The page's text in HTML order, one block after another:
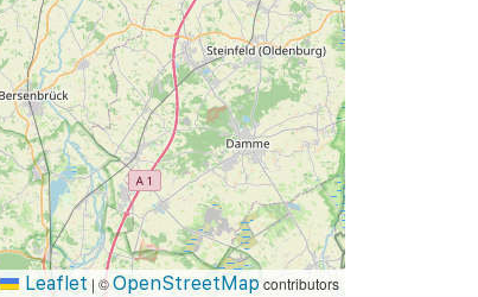
Leaflet | ©OpenStreetMap contributors